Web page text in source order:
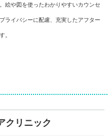
絵や図を使ったわかりやすいカウンセ
ライバシーに配慮、充実したアフター
。
クリニック